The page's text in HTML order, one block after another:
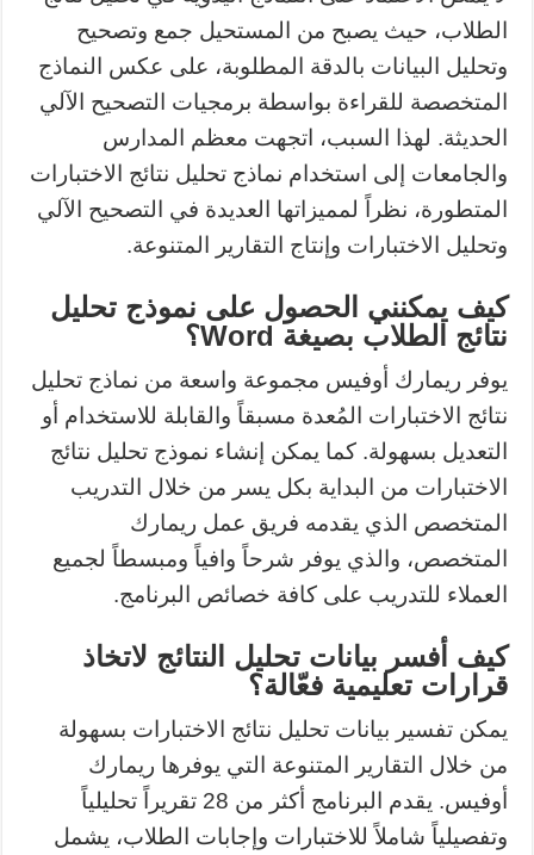
الطلاب، حيث يصبح من المستحيل جمع وتصحيح
وتحليل البيانات بالدقة المطلوبة، على عكس النماذج
المتخصصة للقراءة بواسطة برمجيات التصحيح الآلي
الحديثة. لهذا السبب، اتجهت معظم المدارس
والجامعات إلى استخدام نماذج تحليل نتائج الاختبارات
المتطورة، نظراً لمميزاتها العديدة في التصحيح الآلي
وتحليل الاختبارات وإنتاج التقارير المتنوعة.
كيف يمكنني الحصول على نموذج تحليل
نتائج الطلاب بصيغة Word؟
يوفر ريمارك أوفيس مجموعة واسعة من نماذج تحليل
نتائج الاختبارات المُعدة مسبقاً والقابلة للاستخدام أو
التعديل بسهولة. كما يمكن إنشاء نموذج تحليل نتائج
الاختبارات من البداية بكل يسر من خلال التدريب
المتخصص الذي يقدمه فريق عمل ريمارك
المتخصص، والذي يوفر شرحاً وافياً ومبسطاً لجميع
العملاء للتدريب على كافة خصائص البرنامج.
كيف أفسر بيانات تحليل النتائج لاتخاذ
قرارات تعليمية فعّالة؟
يمكن تفسير بيانات تحليل نتائج الاختبارات بسهولة
من خلال التقارير المتنوعة التي يوفرها ريمارك
أوفيس. يقدم البرنامج أكثر من 28 تقريراً تحليلياً
وتفصيلياً شاملاً للاختبارات وإجابات الطلاب، يشمل